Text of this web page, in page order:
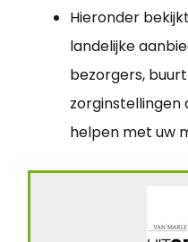
Hieronder
landelijke
bezorgers,
zorginstellingen
helpen met uw